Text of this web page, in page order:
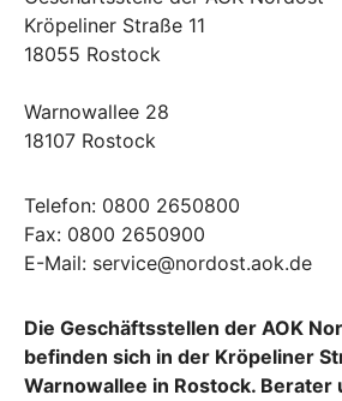
Kröpeliner Straße 11
18055 Rostock
Warnowallee 28
18107 Rostock
Telefon: 0800 2650800
Fax: 0800 2650900
E-Mail: service@nordost.aok.de
Die Geschäftsstellen der AOK
befinden sich in der Kröpeliner
Warnowallee in Rostock. Berater